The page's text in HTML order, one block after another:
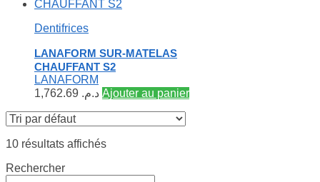
Dentifrices
LANAFORM SUR-MATELAS
CHAUFFANT S2
LANAFORM
د.م. Ajouter au panier
10 résultats affichés
Rechercher